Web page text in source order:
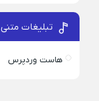
تبلیغات متنی
هاست وردپرس